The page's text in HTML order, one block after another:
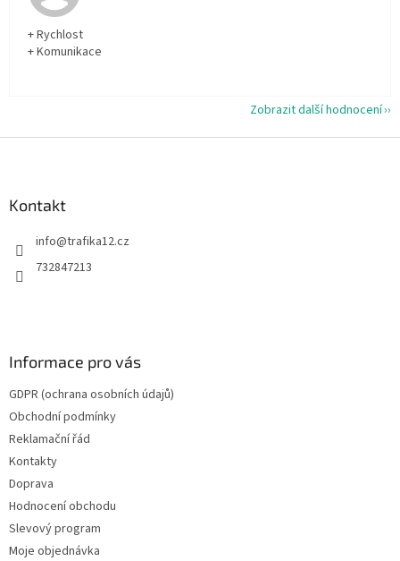
+ Rychlost
+ Komunikace
Zobrazit další hodnocení
Kontakt
info@trafika12.cz
732847213
Informace pro vás
GDPR (ochrana osobních údajů)
Obchodní podmínky
Reklamační řád
Kontakty
Doprava
Hodnocení obchodu
Slevový program
Moje objednávka